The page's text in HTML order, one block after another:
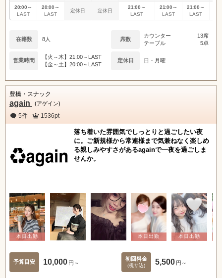
20:00～
LAST
20:00～
LAST
定休日 定休日
21:00～
LAST
21:00～
LAST
21:00～
LAST
在籍数 8人 席数
カウンター
13席
テーブル
5卓
営業時間
【火～木】21:00～LAST
【金～土】20:00～LAST
定休日 日・月曜
豊橋・スナック
again (アゲイン)
5件 1536pt
落ち着いた雰囲気でしっとりと過ごしたい夜
に。ご新規様から常連様まで気兼ねなく楽しめ
る親しみやすさがあるagainで一夜を過ごしま
せんか。
予算目安 10,000 円～
初回料金
(税サ込) 5,500 円～